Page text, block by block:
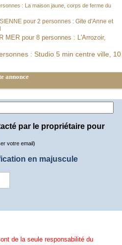
: La maison jaune, corps de ferme du
pour 2 personnes : Gïte d'Anne et
MER pour 8 personnes : L'Arrozoir,
: Studio 5 min centre ville, 10
annonce
par le propriétaire pour
votre email)
en majuscule
de la seule responsabilité du